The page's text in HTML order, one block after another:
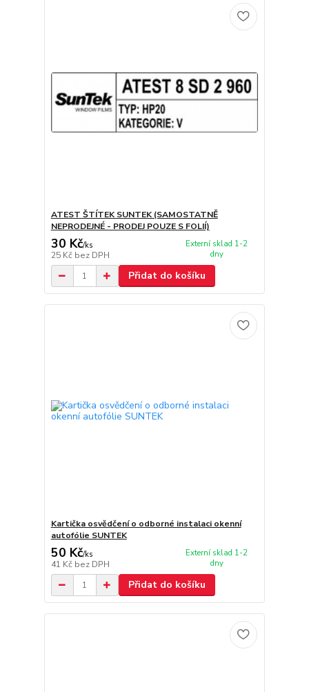
ATEST ŠTÍTEK SUNTEK (SAMOSTATNĚ
NEPRODEJNÉ - PRODEJ POUZE S FOLIÍ)
30 Kč/ks
25 Kč bez DPH
Externí sklad 1-2
dny
Přidat do košíku
Kartička osvědčení o odborné instalaci okenní
autofólie SUNTEK
50 Kč/ks
41 Kč bez DPH
Externí sklad 1-2
dny
Přidat do košíku